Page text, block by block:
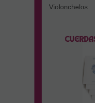
Violonchelos